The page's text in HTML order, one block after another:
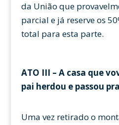
da União que
parcial e já reserve os
total para esta parte.
ATO III – A casa que
pai herdou e passou
Uma vez retirado o